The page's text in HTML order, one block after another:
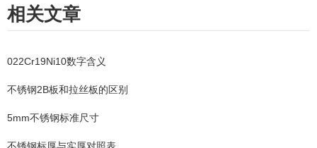
相关文章
022Cr19Ni10数字含义
不锈钢2B板和拉丝板的区别
5mm不锈钢标准尺寸